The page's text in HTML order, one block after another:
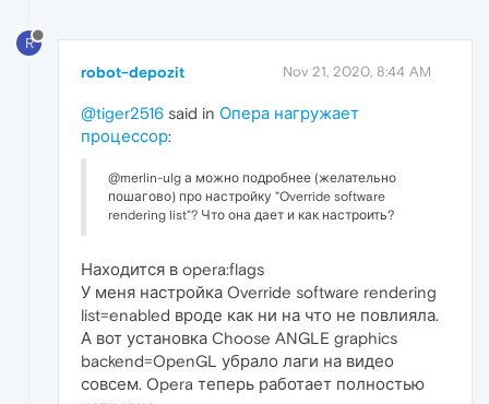
R
robot-depozit Nov 21, 2020, 8:44 AM
@tiger2516 said in Опера нагружает
процессор:
@merlin-ulg а можно подробнее (желательно
пошагово) про настройку "Override software
rendering list"? Что она дает и как настроить?
Находится в opera:flags
У меня настройка Override software rendering
list=enabled вроде как ни на что не повлияла.
А вот установка Choose ANGLE graphics
backend=OpenGL убрало лаги на видео
совсем. Opera теперь работает полностью